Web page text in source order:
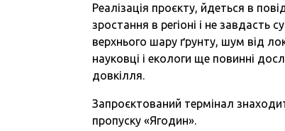
Реалізація проєкту, йдеться в
зростання в регіоні і не
верхнього шару ґрунту, шум від
науковці і екологи ще повинні
довкілля.
Запроєктований термінал
пропуску «Ягодин».